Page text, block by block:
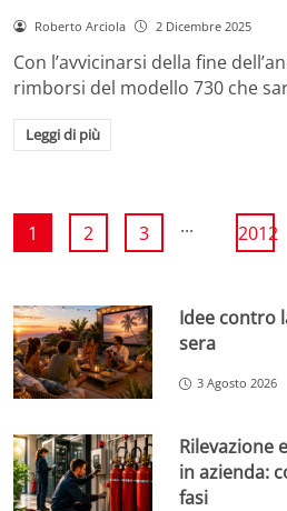
Roberto Arciola 2 Dicembre 2025
Con l’avvicinarsi della fine
rimborsi del modello 730 che
Leggi di più
1 2 3 ... 2012
Idee contro
sera
3 Agosto 2026
Rilevazione
in azienda:
fasi